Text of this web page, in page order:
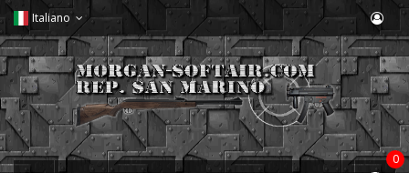
Italiano
0